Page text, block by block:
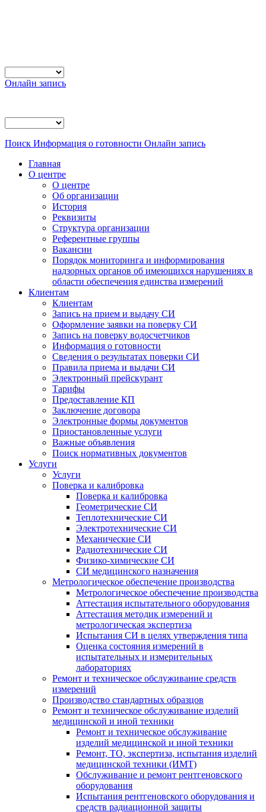
Онлайн запись
Поиск Информация о готовности Онлайн запись
Главная
О центре
О центре
Об организации
История
Реквизиты
Структура организации
Референтные группы
Вакансии
Порядок мониторинга и информирования
надзорных органов об имеющихся нарушениях в
области обеспечения единства измерений
Клиентам
Клиентам
Запись на прием и выдачу СИ
Оформление заявки на поверку СИ
Запись на поверку водосчетчиков
Информация о готовности
Сведения о результатах поверки СИ
Правила приема и выдачи СИ
Электронный прейскурант
Тарифы
Предоставление КП
Заключение договора
Электронные формы документов
Приостановленные услуги
Важные объявления
Поиск нормативных документов
Услуги
Услуги
Поверка и калибровка
Поверка и калибровка
Геометрические СИ
Теплотехнические СИ
Электротехнические СИ
Механические СИ
Радиотехнические СИ
Физико-химические СИ
СИ медицинского назначения
Метрологическое обеспечение производства
Метрологическое обеспечение производства
Аттестация испытательного оборудования
Аттестация методик измерений и
метрологическая экспертиза
Испытания СИ в целях утверждения типа
Оценка состояния измерений в
испытательных и измерительных
лабораториях
Ремонт и техническое обслуживание средств
измерений
Производство стандартных образцов
Ремонт и техническое обслуживание изделий
медицинской и иной техники
Ремонт и техническое обслуживание
изделий медицинской и иной техники
Ремонт, ТО, экспертиза, испытания изделий
медицинской техники (ИМТ)
Обслуживание и ремонт рентгеновского
оборудования
Испытания рентгеновского оборудования и
средств радиационной защиты